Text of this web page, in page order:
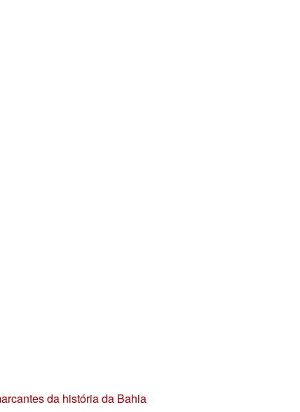
da história da Bahia